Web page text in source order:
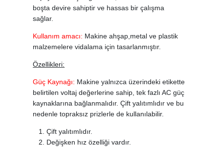
boşta devire sahiptir ve hassas bir çalışma
sağlar.
Kullanım amacı: Makine ahşap,metal ve plastik
malzemelere vidalama için tasarlanmıştır.
Özellikleri:
Güç Kaynağı: Makine yalnızca üzerindeki etikette
belirtilen voltaj değerlerine sahip, tek fazlı AC güç
kaynaklarına bağlanmalıdır. Çift yalıtımlıdır ve bu
nedenle topraksız prizlerle de kullanılabilir.
Çift yalıtımlıdır.
Değişken hız özelliği vardır.